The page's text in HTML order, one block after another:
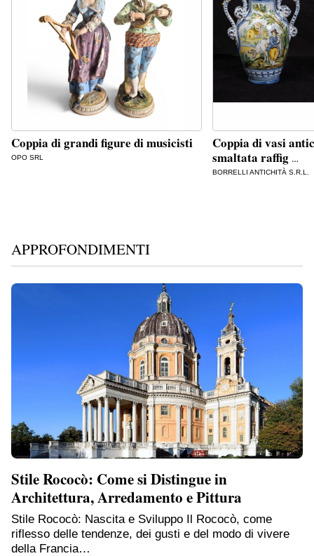
Coppia di grandi figure di musicisti
OPO SRL
Coppia di vasi
smaltata raffig …
BORRELLI ANTICHITÀ S.R.L.
APPROFONDIMENTI
Stile Rococò: Come si Distingue in
Architettura, Arredamento e Pittura
Stile Rococò: Nascita e Sviluppo Il Rococò, come
riflesso delle tendenze, dei gusti e del modo di vivere
della Francia…